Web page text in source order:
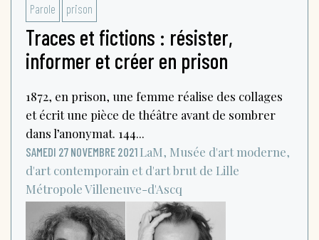
Parole prison
Traces et fictions : résister,
informer et créer en prison
1872, en prison, une femme réalise des collages
et écrit une pièce de théâtre avant de sombrer
dans l’anonymat. 144...
SAMEDI 27 NOVEMBRE 2021 LaM, Musée d'art moderne,
d'art contemporain et d'art brut de Lille
MétropoleVilleneuve-d'Ascq